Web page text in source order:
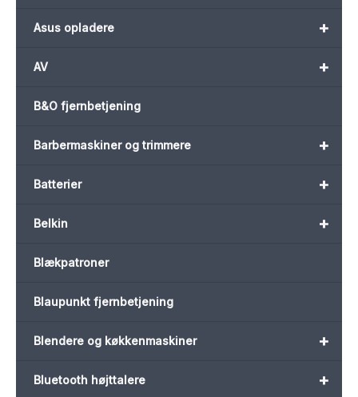
+
Asus opladere
+
AV
B&O fjernbetjening
+
Barbermaskiner og trimmere
+
Batterier
+
Belkin
Blækpatroner
Blaupunkt fjernbetjening
+
Blendere og køkkenmaskiner
+
Bluetooth højttalere